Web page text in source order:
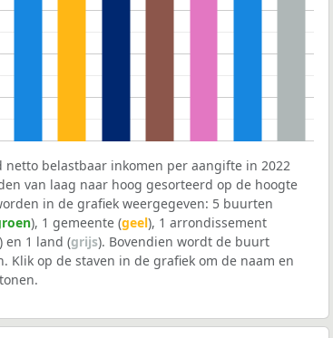
belastbaar inkomen per aangifte in 2022
van laag naar hoog gesorteerd op de hoogte
in de grafiek weergegeven: 5 buurten
), 1 gemeente (geel), 1 arrondissement
) en 1 land (grijs). Bovendien wordt de buurt
Klik op de staven in de grafiek om de naam en